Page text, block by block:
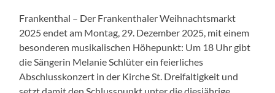
Frankenthal – Der Frankenthaler Weihnachtsmarkt
2025 endet am Montag, 29. Dezember 2025, mit einem
besonderen musikalischen Höhepunkt: Um 18 Uhr gibt
die Sängerin Melanie Schlüter ein feierliches
Abschlusskonzert in der Kirche St. Dreifaltigkeit und